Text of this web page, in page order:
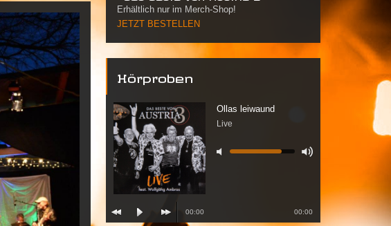
Erhältlich nur im Merch-Shop!
JETZT BESTELLEN
Hörproben
Ollas leiwaund
Live
00:00 00:00